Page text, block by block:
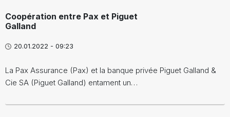
Coopération entre Pax et Piguet
Galland
20.01.2022 - 09:23
La Pax Assurance (Pax) et la banque privée Piguet Galland &
Cie SA (Piguet Galland) entament un…